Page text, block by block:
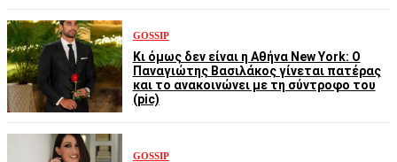
GOSSIP
Κι όμως δεν είναι η Αθήνα New York: Ο
Παναγιώτης Βασιλάκος γίνεται πατέρας
και το ανακοινώνει με τη σύντροφο του
(pic)
GOSSIP